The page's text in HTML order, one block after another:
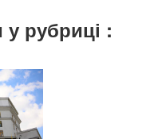
у рубриці :